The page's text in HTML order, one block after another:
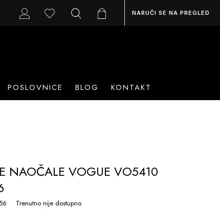
NARUČI SE NA PREGLED
POSLOVNICE BLOG KONTAKT
NAOČALE VOGUE VO5410
Trenutno nije dostupno